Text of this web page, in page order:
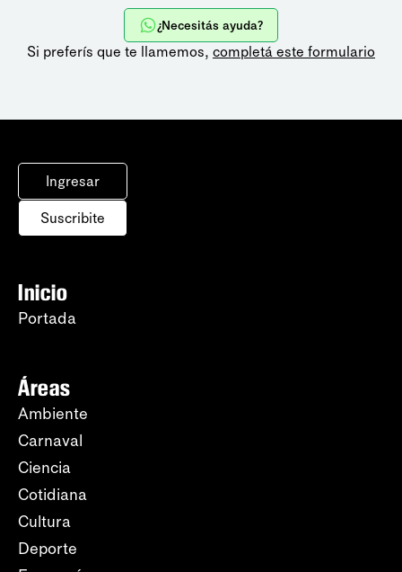
¿Necesitás ayuda?
Si preferís que te llamemos, completá este formulario
Ingresar
Suscribite
Inicio
Portada
Áreas
Ambiente
Carnaval
Ciencia
Cotidiana
Cultura
Deporte